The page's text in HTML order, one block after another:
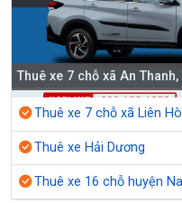
Thuê xe 7 chỗ xã An
Thuê xe 7 chỗ xã Liên
Thuê xe Hải Dương
Thuê xe 16 chỗ huyện